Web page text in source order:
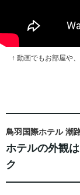
↑ 動画でもお部屋や
鳥羽国際ホテル 潮
ホテルの外観
ク